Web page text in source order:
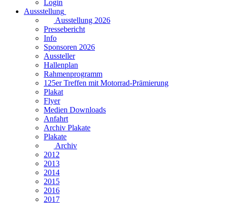
Login
Aussstellung
Ausstellung 2026
Pressebericht
Info
Sponsoren 2026
Aussteller
Hallenplan
Rahmenprogramm
125er Treffen mit Motorrad-Prämierung
Plakat
Flyer
Medien Downloads
Anfahrt
Archiv Plakate
Plakate
Archiv
2012
2013
2014
2015
2016
2017